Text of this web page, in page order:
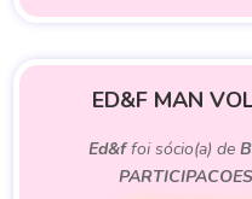
ED&F MAN
Ed&ffoi sócio(a) de